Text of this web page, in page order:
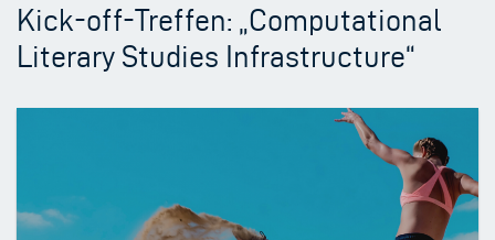
Kick-off-Treffen: „Computational
Literary Studies Infrastructure“